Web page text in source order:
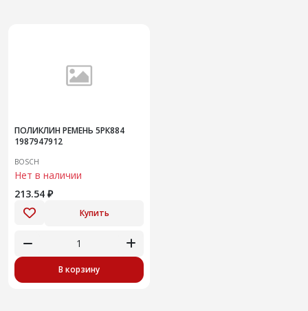
ПОЛИКЛИН РЕМЕНЬ 5РК884
1987947912
BOSCH
Нет в наличии
213.54 ₽
Купить
В корзину